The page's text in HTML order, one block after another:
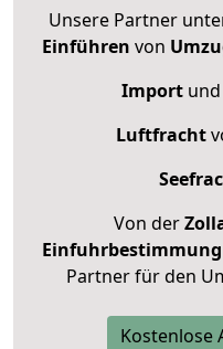
Unsere Partner
Einführen von
Import
Luftfracht
Von der
Einfuhrbestimmung
Partner für den
Kostenlose